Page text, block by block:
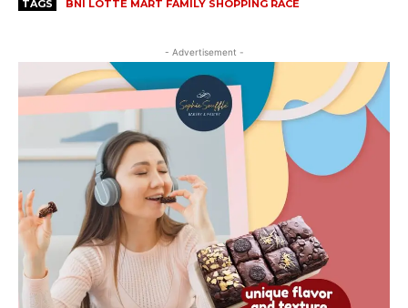
TAGS BNI LOTTE MART FAMILY SHOPPING RACE
- Advertisement -